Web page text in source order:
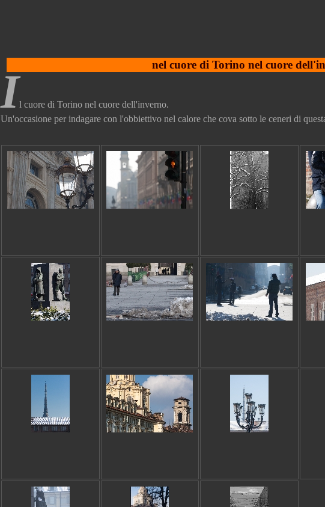
nel cuore di Torino nel cuore
Il cuore di Torino nel cuore dell'inverno.
Un'occasione per indagare con l'obbiettivo nel calore che cova sotto le ceneri di